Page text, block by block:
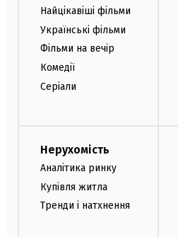
Найцікавіші фільми
Українські фільми
Фільми на вечір
Комедії
Серіали
Нерухомість
Аналітика ринку
Купівля житла
Тренди і натхнення